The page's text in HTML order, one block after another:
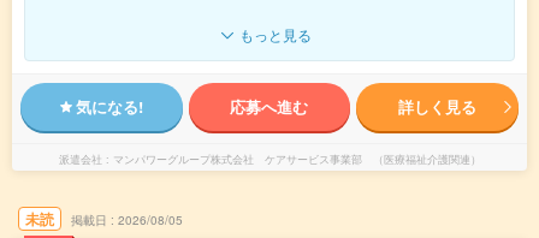
もっと見る
気になる! 応募へ進む 詳しく見る
派遣会社 マンパワーグループ株式会社 ケアサービス事業部 （医療福祉介護関連）
未読 掲載日 2026/08/05